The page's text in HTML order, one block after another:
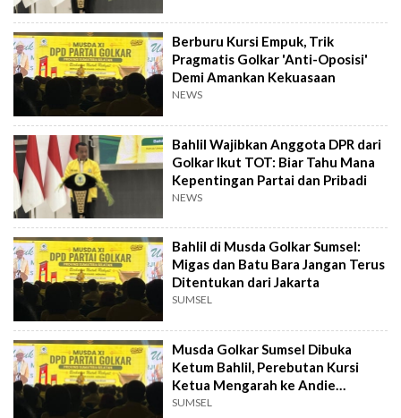
Berburu Kursi Empuk, Trik
Pragmatis Golkar 'Anti-Oposisi'
Demi Amankan Kekuasaan
NEWS
Bahlil Wajibkan Anggota DPR dari
Golkar Ikut TOT: Biar Tahu Mana
Kepentingan Partai dan Pribadi
NEWS
Bahlil di Musda Golkar Sumsel:
Migas dan Batu Bara Jangan Terus
Ditentukan dari Jakarta
SUMSEL
Musda Golkar Sumsel Dibuka
Ketum Bahlil, Perebutan Kursi
Ketua Mengarah ke Andie
Dinialdie?
SUMSEL